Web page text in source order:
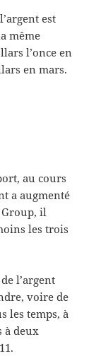
est
même
l’once en
en mars.
au cours
a augmenté
Group, il
les trois
l’argent
voire de
les temps, à
à deux